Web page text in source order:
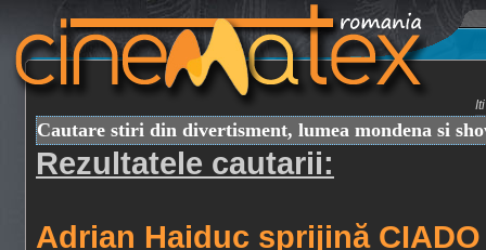
Cautare stiri din divertisment, lumea mondena si
Rezultatele cautarii:
Adrian Haiduc sprijină CIADO